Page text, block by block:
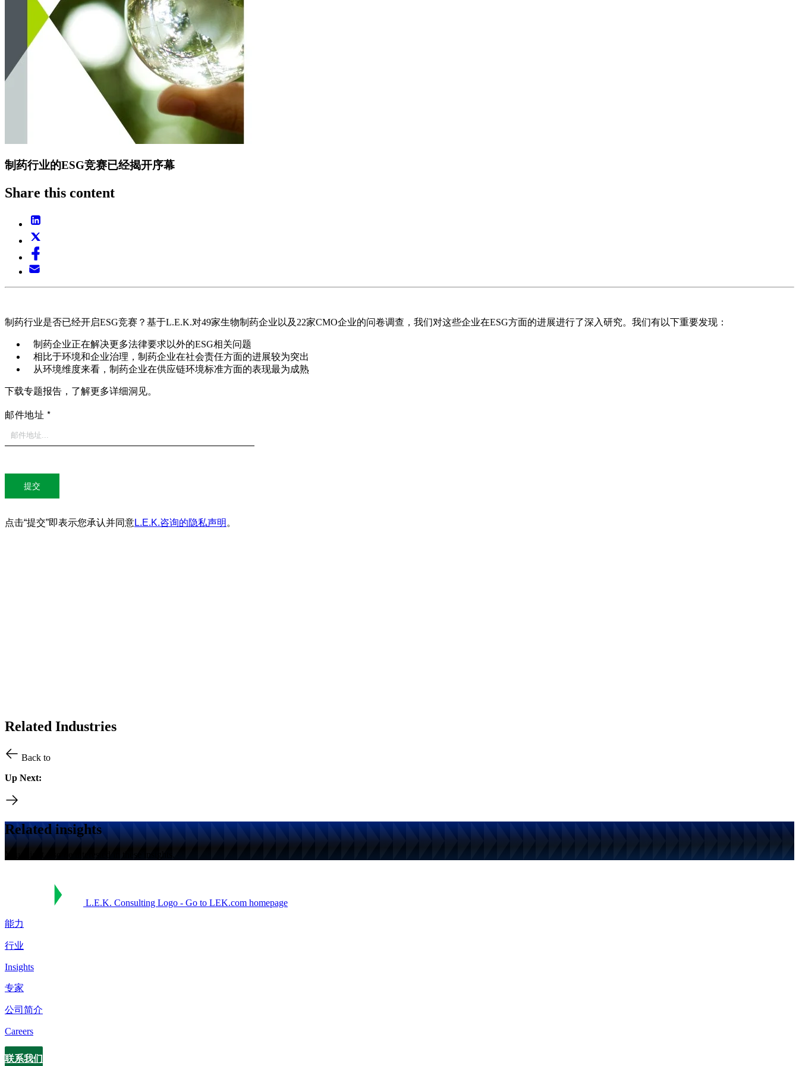
制药行业的ESG竞赛已经揭开序幕
Share this content
制药行业是否已经开启ESG竞赛？基于L.E.K.对49家生物制药企业以及22家CMO企业的问卷调查，我们对这些企业在ESG方面的进展进行了深入研究。我们有以下重要发现：
制药企业正在解决更多法律要求以外的ESG相关问题
相比于环境和企业治理，制药企业在社会责任方面的进展较为突出
从环境维度来看，制药企业在供应链环境标准方面的表现最为成熟
下载专题报告，了解更多详细洞见。
Related Industries
Back to
Up Next:
Related insights
L.E.K. Consulting Logo - Go to LEK.com homepage
能力
行业
Insights
专家
公司简介
Careers
联系我们